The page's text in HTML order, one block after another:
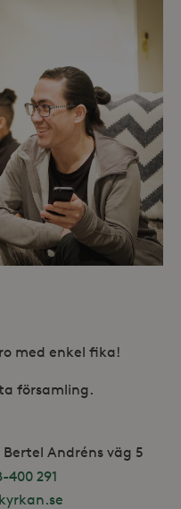
med enkel fika!
församling.
Andréns väg 5
400 291